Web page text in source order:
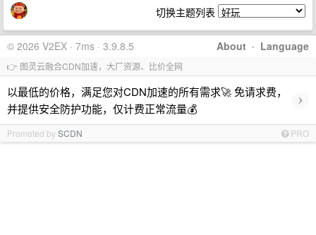
切换主题列表
About · Language
© 2026 V2EX · 7ms · 3.9.8.5
👉 图灵云融合CDN加速，大厂资源、比价全网
以最低的价格，满足您对CDN加速的所有需求🚀 免请求费，
并提供安全防护功能，仅计费正常流量💰
›
Promoted bySCDN PRO